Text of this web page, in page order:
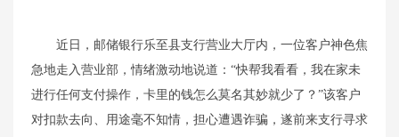
近日，邮储银行乐至县支行营业大厅内，一位客户神色焦
急地走入营业部，情绪激动地说道：“快帮我看看，我在家未
进行任何支付操作，卡里的钱怎么莫名其妙就少了？”该客户
对扣款去向、用途毫不知情，担心遭遇诈骗，遂前来支行寻求